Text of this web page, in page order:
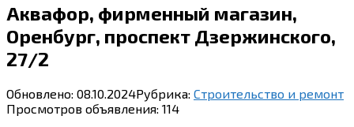
Аквафор, фирменный магазин,
Оренбург, проспект Дзержинского,
27/2
Обновлено: 08.10.2024Рубрика: Строительство и ремонт
Просмотров объявления: 114